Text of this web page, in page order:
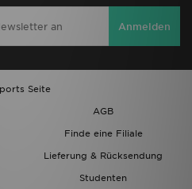
Anmelden
Seite
AGB
Finde eine Filiale
Lieferung & Rücksendung
Studenten